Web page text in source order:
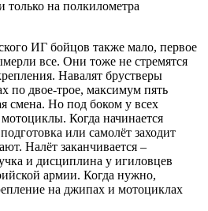
только на полкилометра
ИГ бойцов также мало, первое
все. Они тоже не стремятся
Навалят брустверы
по двое-трое, максимум пять
смена. Но под боком у всех
Когда начинается
или самолёт заходит
Налёт заканчивается –
и дисциплина у игиловцев
армии. Когда нужно,
на джипах и мотоциклах